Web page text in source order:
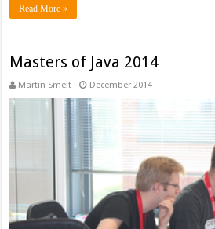
Read More »
Masters of Java 2014
Martin Smelt December 2014